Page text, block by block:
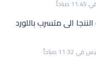
الى متسرب باللورد
11:32 صباحاً